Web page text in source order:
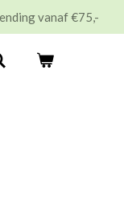
vanaf €75,-